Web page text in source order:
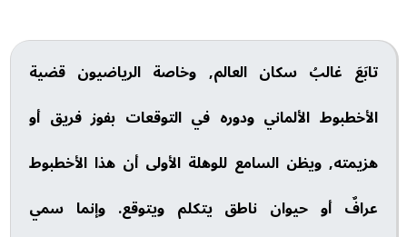
تابَعَ غالبُ سكان العالم, وخاصة الرياضيون قضية
الأخطبوط الألماني ودوره في التوقعات بفوز فريق أو
هزيمته, ويظن السامع للوهلة الأولى أن هذا الأخطبوط
عرافٌ أو حيوان ناطق يتكلم ويتوقع. وإنما سمي